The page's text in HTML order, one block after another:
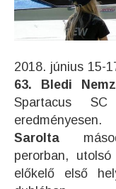
2018. június 15-
63. Bledi
Spartacus
eredményesen.
Sarolta
perorban,
előkelő első